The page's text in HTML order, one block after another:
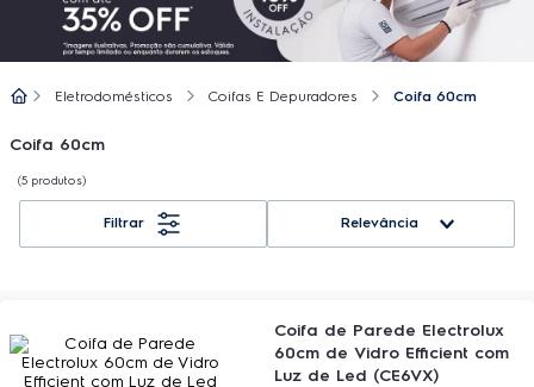
Eletrodomésticos Coifas E Depuradores Coifa 60cm
Coifa 60cm
5 produtos
Relevância
Coifa de Parede Electrolux
60cm de Vidro Efficient com
Luz de Led (CE6VX)